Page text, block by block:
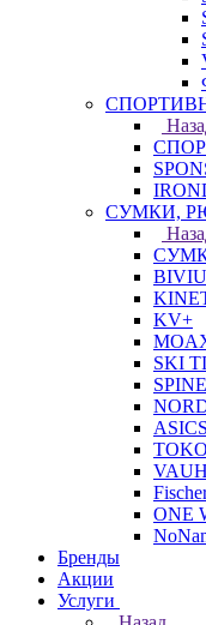
СУМКИ,
KV+
SKI
SPINE
ASICS
TOKO
ONE
Бренды
Акции
Услуги